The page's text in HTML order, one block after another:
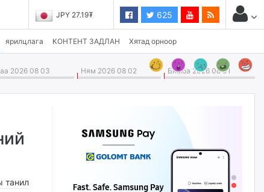
JPY 27.19₮ CHF 3,824.26₮
625
ярилцлага КОНТЕНТ ЗАДЛАН Хятад орноор
2026 08 03 Ням 2026 08 02 Бямба 2026 08 01
танил